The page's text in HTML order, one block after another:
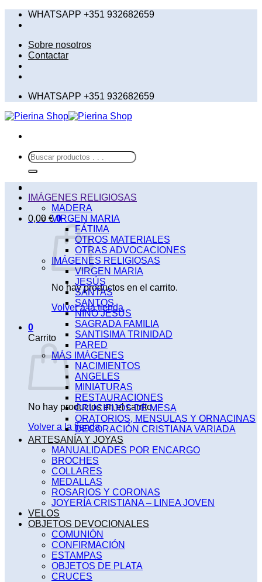
SaltarWHATSAPP +351 932682659
Sobre nosotros
Contactar
WHATSAPP +351 932682659
Buscar
por:
0,00 € 0
No hay productos en el carrito.
Volver a la tienda
0
Carrito
No hay productos en el carrito.
Volver a la tienda
IMÁGENES RELIGIOSAS
MADERA
VIRGEN MARIA
FÁTIMA
OTROS MATERIALES
OTRAS ADVOCACIONES
IMÁGENES RELIGIOSAS
VIRGEN MARIA
JESÚS
SANTAS
SANTOS
NIÑO JESÚS
SAGRADA FAMILIA
SANTISIMA TRINIDAD
PARED
MÁS IMÁGENES
NACIMIENTOS
ANGELES
MINIATURAS
RESTAURACIONES
CRUCIFIJOS DE MESA
ORATORIOS, MENSULAS Y ORNACINAS
DECORACIÓN CRISTIANA VARIADA
ARTESANÍA Y JOYAS
MANUALIDADES POR ENCARGO
BROCHES
COLLARES
MEDALLAS
ROSARIOS Y CORONAS
JOYERÍA CRISTIANA – LINEA JOVEN
VELOS
OBJETOS DEVOCIONALES
COMUNIÓN
CONFIRMACIÓN
ESTAMPAS
OBJETOS DE PLATA
CRUCES